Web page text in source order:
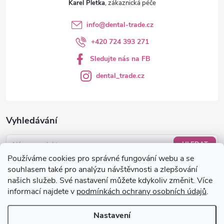
Používáme cookies pro správné fungování webu a se
souhlasem také pro analýzu návštěvnosti a zlepšování
našich služeb. Své nastavení můžete kdykoliv změnit. Více
informací najdete v podmínkách ochrany osobních údajů.
Nastavení
Vyhledávání
HLEDAT
Nákupní košík
0KS /0 KČ
Karel Pletka
info@dental-trade.cz
+420 724 393 271
Sledujte nás na FB
dental_trade.cz